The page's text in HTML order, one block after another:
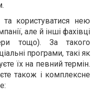
користуватися нею
але й інші фахівці
тощо). За такого
програми, такі як
їх на певний термін.
також і комплексне